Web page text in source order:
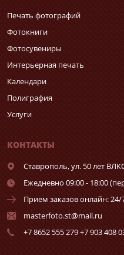
Печать фотографий
Фотокниги
Фотосувениры
Интерьерная печать
Календари
Полиграфия
Услуги
КОНТАКТЫ
Ставрополь,ул. 50 лет
Ежедневно 09:00 - 18:00
Прием заказов онлайн: 24/
masterfoto.st@mail.ru
+7 8652 555 279 +7 903 408